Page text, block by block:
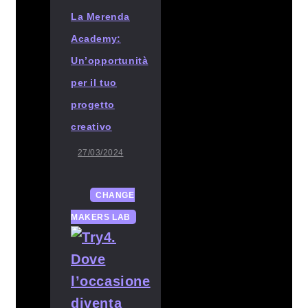
La Merenda
Academy:
Un’opportunità
per il tuo
progetto
creativo
27/03/2024
CHANGE
MAKERS LAB